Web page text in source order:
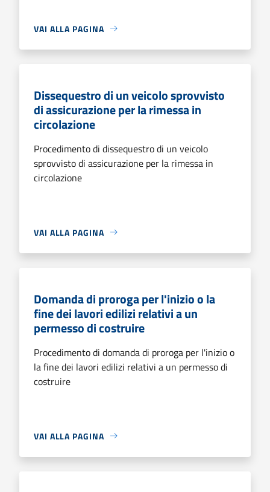
VAI ALLA PAGINA
Dissequestro di un veicolo sprovvisto
di assicurazione per la rimessa in
circolazione
Procedimento di dissequestro di un veicolo
sprovvisto di assicurazione per la rimessa in
circolazione
VAI ALLA PAGINA
Domanda di proroga per l'inizio o la
fine dei lavori edilizi relativi a un
permesso di costruire
Procedimento di domanda di proroga per l'inizio o
la fine dei lavori edilizi relativi a un permesso di
costruire
VAI ALLA PAGINA